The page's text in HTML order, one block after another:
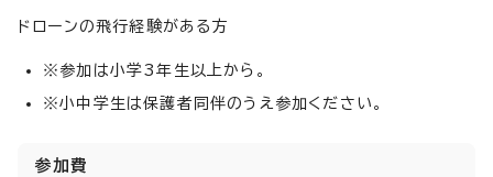
ドローンの飛行経験がある方
※参加は小学3年生以上から。
※小中学生は保護者同伴のうえ参加ください。
参加費